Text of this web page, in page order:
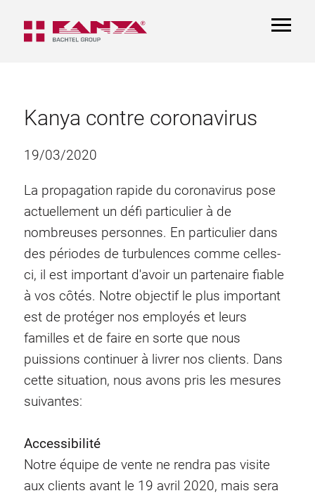
Kanya contre coronavirus
19/03/2020
La propagation rapide du coronavirus pose
actuellement un défi particulier à de
nombreuses personnes. En particulier dans
des périodes de turbulences comme celles-
ci, il est important d'avoir un partenaire fiable
à vos côtés. Notre objectif le plus important
est de protéger nos employés et leurs
familles et de faire en sorte que nous
puissions continuer à livrer nos clients. Dans
cette situation, nous avons pris les mesures
suivantes:
Accessibilité
Notre équipe de vente ne rendra pas visite
aux clients avant le 19 avril 2020, mais sera